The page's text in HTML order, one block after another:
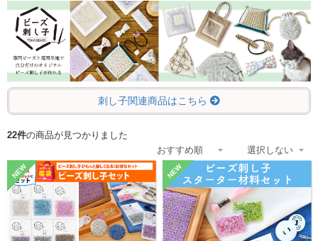
刺し子関連商品はこちら
22件の商品が見つかりました
NEW NEW